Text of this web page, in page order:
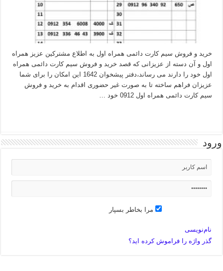
خرید و فروش سیم کارت دائمی همراه اول به اطلاع مشترکین عزیز همراه
اول و آن دسته از عزیزانی که قصد خرید و فروش سیم کارت دائمی همراه
اول خود را دارند می رساند،دفتر پیشخوان 1642 این امکان را برای شما
عزیزان فراهم ساخته تا به صورت غیر حضوری اقدام به خرید و فروش
سیم کارت دائمی همراه اول 0912 خود …
ورود
مرا بخاطر بسپار
نام‌نویسی
گذر واژه را فراموش کرده اید؟